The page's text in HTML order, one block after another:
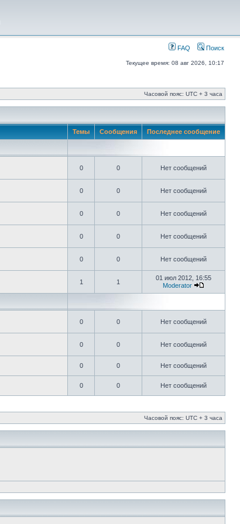
FAQ Поиск
Текущее время: 08 авг 2026, 10:17
Часовой пояс: UTC + 3 часа
Темы Сообщения Последнее сообщение
0 0 Нет сообщений
0 0 Нет сообщений
0 0 Нет сообщений
0 0 Нет сообщений
0 0 Нет сообщений
1 1
01 июл 2012, 16:55
Moderator
0 0 Нет сообщений
0 0 Нет сообщений
0 0 Нет сообщений
0 0 Нет сообщений
Часовой пояс: UTC + 3 часа